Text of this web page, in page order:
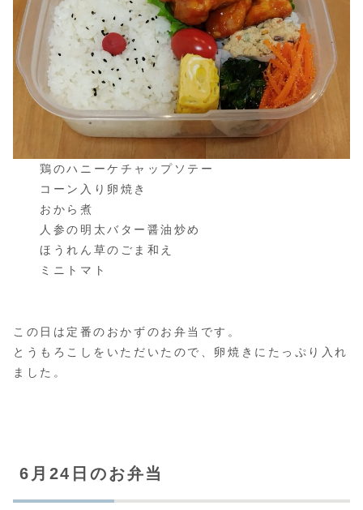
鶏のハニーケチャップソテー
コーン入り卵焼き
おから煮
人参の明太バター醤油炒め
ほうれん草のごま和え
ミニトマト
この日は定番のおかずのお弁当です。
とうもろこしをいただいたので、卵焼きにたっぷり入れ
ました。
6月24日のお弁当